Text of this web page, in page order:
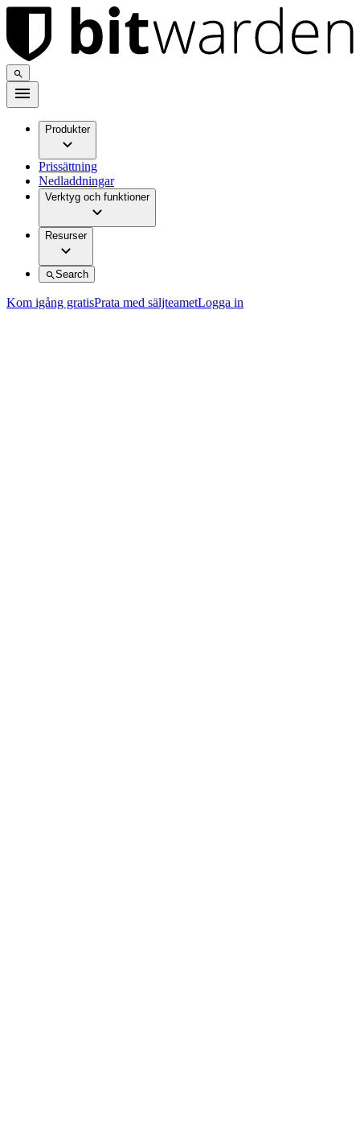
Produkter
Prissättning
Nedladdningar
Verktyg och funktioner
Resurser
Search
Kom igång gratisPrata med säljteametLogga in